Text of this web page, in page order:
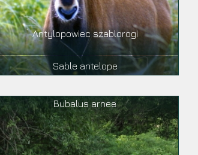
Antylopowiec szablorogi
Sable antelope
Bubalus arnee